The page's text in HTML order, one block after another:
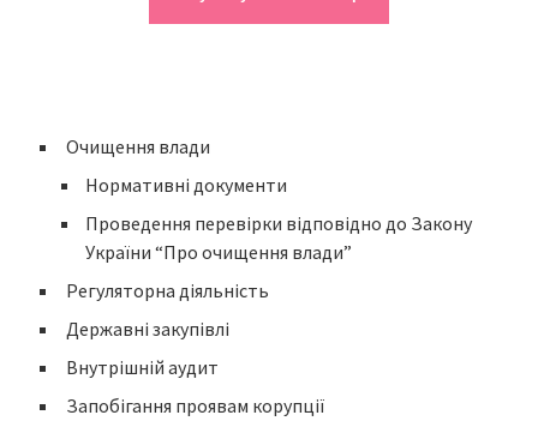
Очищення влади
Нормативні документи
Проведення перевірки відповідно до Закону
України “Про очищення влади”
Регуляторна діяльність
Державні закупівлі
Внутрішній аудит
Запобігання проявам корупції